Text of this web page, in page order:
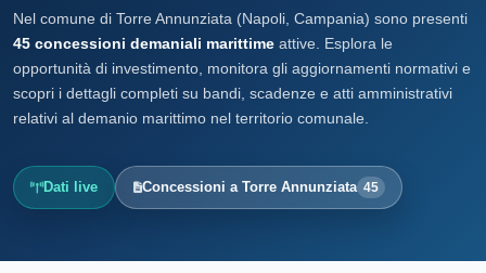
Nel comune di Torre Annunziata (Napoli, Campania) sono presenti
45 concessioni demaniali marittime attive. Esplora le
opportunità di investimento, monitora gli aggiornamenti normativi e
scopri i dettagli completi su bandi, scadenze e atti amministrativi
relativi al demanio marittimo nel territorio comunale.
Dati live Concessioni a Torre Annunziata 45